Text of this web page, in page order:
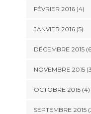
FÉVRIER 2016(4)
JANVIER 2016(5)
DÉCEMBRE 2015
NOVEMBRE 2015
OCTOBRE 2015(4)
SEPTEMBRE 2015